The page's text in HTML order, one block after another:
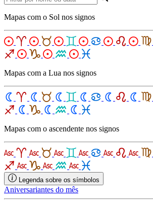
Mapas com o Sol nos signos
Mapas com a Lua nos signos
Mapas com o ascendente nos signos
Legenda sobre os símbolos
Aniversariantes do mês